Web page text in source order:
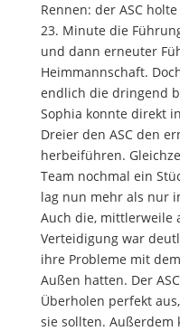
Rennen: der ASC
23. Minute die
und dann erneuter
Heimmannschaft.
endlich die dringend
Sophia konnte direkt
Dreier den ASC den
herbeiführen.
Team nochmal ein
lag nun mehr als nur
Auch die, mittlerweile
Verteidigung war
ihre Probleme mit
Außen hatten. Der
Überholen perfekt
sie sollten. Außerdem